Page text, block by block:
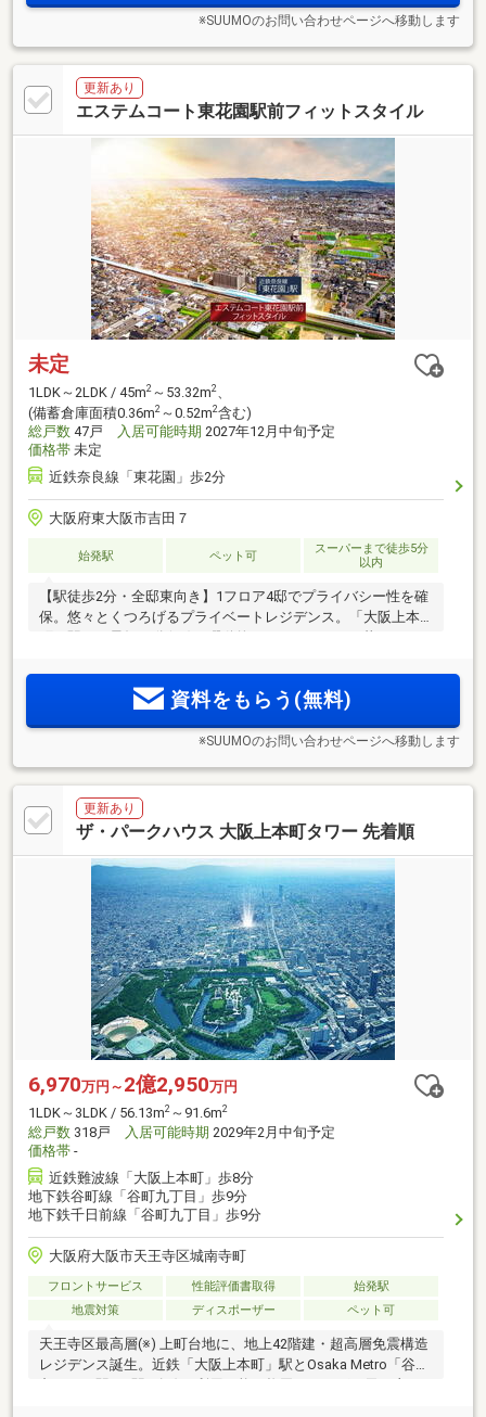
※SUUMOのお問い合わせページへ移動します
更新あり
エステムコート東花園駅前フィットスタイル
未定
1LDK～2LDK / 45m2 ～53.32m2、
(備蓄倉庫面積0.36m2 ～0.52m2含む)
総戸数 47戸 入居可能時期 2027年12月中旬予定
価格帯 未定
近鉄奈良線「東花園」歩2分
大阪府東大阪市吉田７
始発駅 ペット可
スーパーまで徒歩5分
以内
【駅徒歩2分・全邸東向き】1フロア4邸でプライバシー性を確
保。悠々とくつろげるプライベートレジデンス。「大阪上本
内、利便施設も充実した住環境【資料請求受付開始】
資料をもらう(無料)
※SUUMOのお問い合わせページへ移動します
更新あり
ザ・パークハウス 大阪上本町タワー 先着順
6,970万円～ 2億2,950万円
1LDK～3LDK / 56.13m2 ～91.6m2
総戸数 318戸 入居可能時期 2029年2月中旬予定
価格帯 -
近鉄難波線「大阪上本町」歩8分
地下鉄谷町線「谷町九丁目」歩9分
地下鉄千日前線「谷町九丁目」歩9分
大阪府大阪市天王寺区城南寺町
フロントサービス 性能評価書取得
始発駅
地震対策
ディスポーザー ペット可
天王寺区最高層(※) 上町台地に、地上42階建・超高層免震構造
レジデンス誕生。近鉄「大阪上本町」駅とOsaka Metro「谷町